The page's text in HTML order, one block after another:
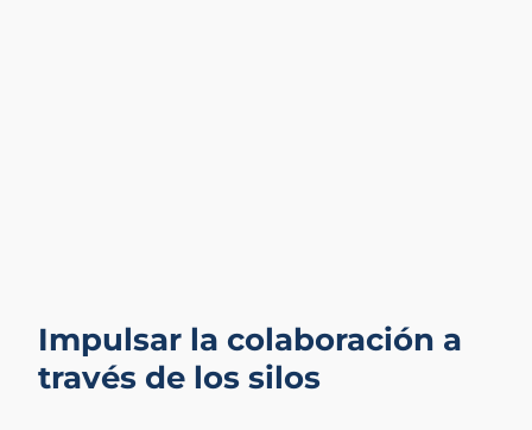
Impulsar la colaboración a
través de los silos